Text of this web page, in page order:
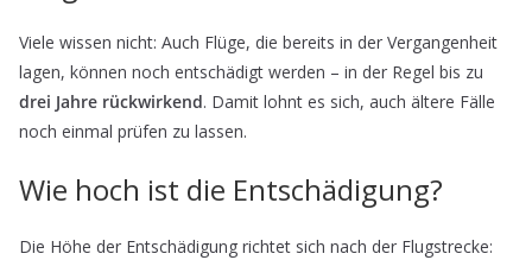
Viele wissen nicht: Auch Flüge, die bereits in der Vergangenheit
lagen, können noch entschädigt werden – in der Regel bis zu
drei Jahre rückwirkend. Damit lohnt es sich, auch ältere Fälle
noch einmal prüfen zu lassen.
Wie hoch ist die Entschädigung?
Die Höhe der Entschädigung richtet sich nach der Flugstrecke: